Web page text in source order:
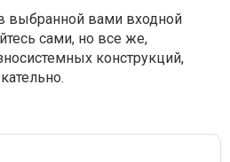
выбранной вами входной
сами, но все же,
конструкций,